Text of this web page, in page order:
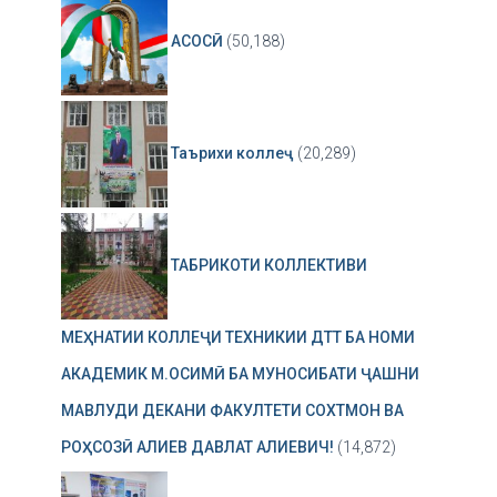
АСОСӢ (50,188)
Таърихи коллеҷ (20,289)
ТАБРИКОТИ КОЛЛЕКТИВИ
МЕҲНАТИИ КОЛЛЕҶИ ТЕХНИКИИ ДТТ БА НОМИ
АКАДЕМИК М.ОСИМӢ БА МУНОСИБАТИ ҶАШНИ
МАВЛУДИ ДЕКАНИ ФАКУЛТЕТИ СОХТМОН ВА
РОҲСОЗӢ АЛИЕВ ДАВЛАТ АЛИЕВИЧ! (14,872)